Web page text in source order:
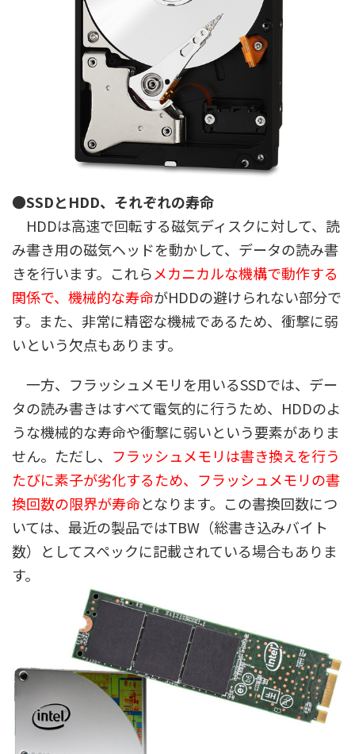
●SSDとHDD、それぞれの寿命
HDDは高速で回転する磁気ディスクに対して、読
み書き用の磁気ヘッドを動かして、データの読み書
きを行います。これらメカニカルな機構で動作する
関係で、機械的な寿命がHDDの避けられない部分で
す。また、非常に精密な機械であるため、衝撃に弱
いという欠点もあります。
一方、フラッシュメモリを用いるSSDでは、デー
タの読み書きはすべて電気的に行うため、HDDのよ
うな機械的な寿命や衝撃に弱いという要素がありま
せん。ただし、 フラッシュメモリは書き換えを行う
たびに素子が劣化するため、フラッシュメモリの書
換回数の限界が寿命となります。この書換回数につ
いては、最近の製品ではTBW（総書き込みバイト
数）としてスペックに記載されている場合もありま
す。